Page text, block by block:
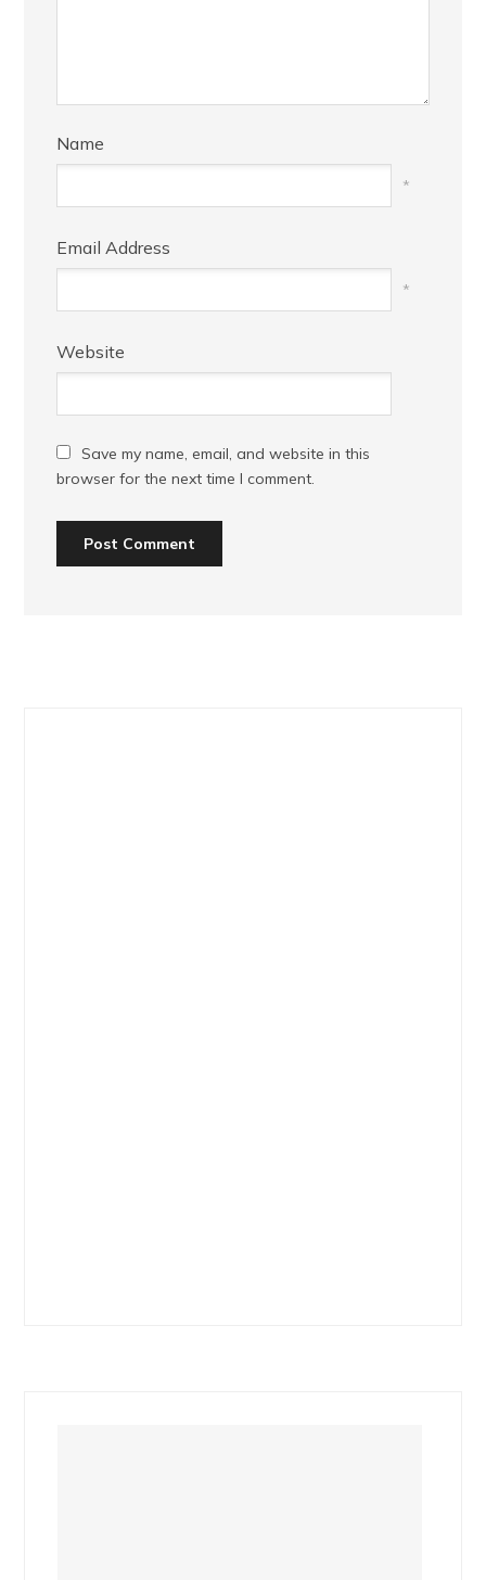
Name
*
Email Address
*
Website
Save my name, email, and website in this
browser for the next time I comment.